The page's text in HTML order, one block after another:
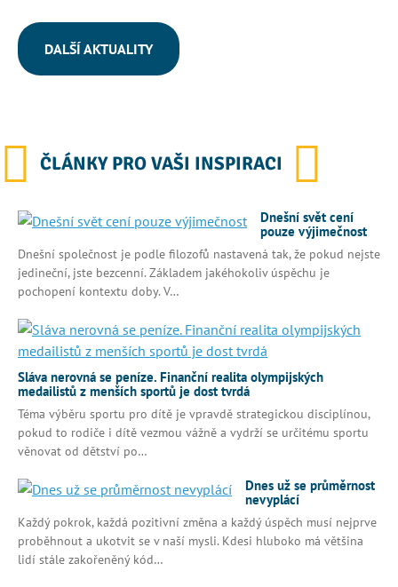
DALŠÍ AKTUALITY
ČLÁNKY PRO VAŠI INSPIRACI
Dnešní svět cení
pouze výjimečnost
Dnešní společnost je podle filozofů nastavená tak, že pokud nejste
jedineční, jste bezcenní. Základem jakéhokoliv úspěchu je
pochopení kontextu doby. V…
Sláva nerovná se peníze. Finanční realita olympijských
medailistů z menších sportů je dost tvrdá
Téma výběru sportu pro dítě je vpravdě strategickou disciplínou,
pokud to rodiče i dítě vezmou vážně a vydrží se určitému sportu
věnovat od dětství po…
Dnes už se průměrnost
nevyplácí
Každý pokrok, každá pozitivní změna a každý úspěch musí nejprve
proběhnout a ukotvit se v naší mysli. Kdesi hluboko má většina
lidí stále zakořeněný kód…